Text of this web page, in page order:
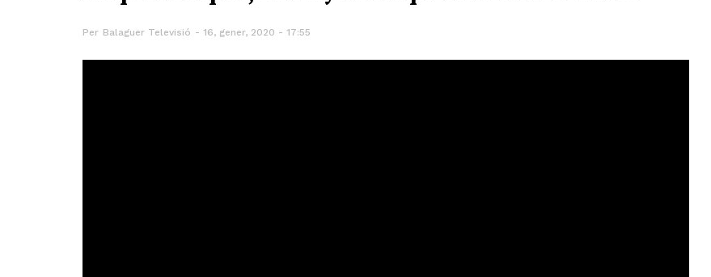
Per Balaguer Televisió 16, gener, 2020 - 17:55